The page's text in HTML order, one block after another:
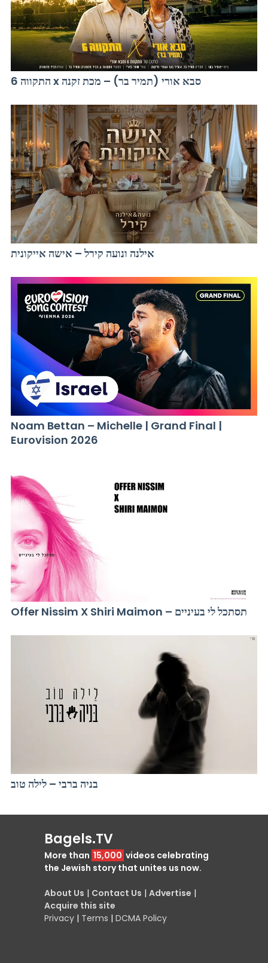
התקווה 6 x סבא אורי (תמיר בר) – מכת זקנה
אילנה ונועה קירל – אישה אייקונית
Noam Bettan – Michelle | Grand Final |
Eurovision 2026
Offer Nissim X Shiri Maimon – תסתכל לי בעיניים
בניה ברבי – לילה טוב
Bagels.TV
More than 15,000 videos celebrating
the Jewish story that unites us now.
About Us | Contact Us | Advertise |
Acquire this site
Privacy | Terms | DCMA Policy